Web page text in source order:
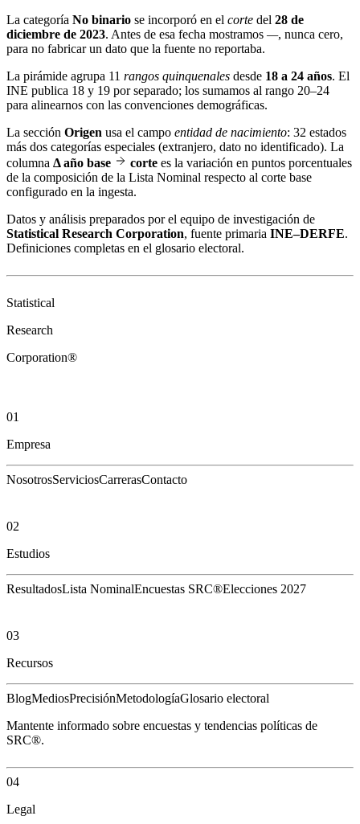
La categoría No binario se incorporó en el corte del 28 de
diciembre de 2023. Antes de esa fecha mostramos —, nunca cero,
para no fabricar un dato que la fuente no reportaba.
La pirámide agrupa 11 rangos quinquenales desde 18 a 24 años. El
INE publica 18 y 19 por separado; los sumamos al rango 20–24
para alinearnos con las convenciones demográficas.
La sección Origen usa el campo entidad de nacimiento: 32 estados
más dos categorías especiales (extranjero, dato no identificado). La
columna Δ año base corte es la variación en puntos porcentuales
de la composición de la Lista Nominal respecto al corte base
configurado en la ingesta.
Datos y análisis preparados por el equipo de investigación de
Statistical Research Corporation, fuente primaria INE–DERFE.
Definiciones completas en el glosario electoral.
Statistical
Research
Corporation®
01
Empresa
NosotrosServiciosCarrerasContacto
02
Estudios
ResultadosLista NominalEncuestas SRC®Elecciones 2027
03
Recursos
BlogMediosPrecisiónMetodologíaGlosario electoral
Mantente informado sobre encuestas y tendencias políticas de
SRC®.
04
Legal